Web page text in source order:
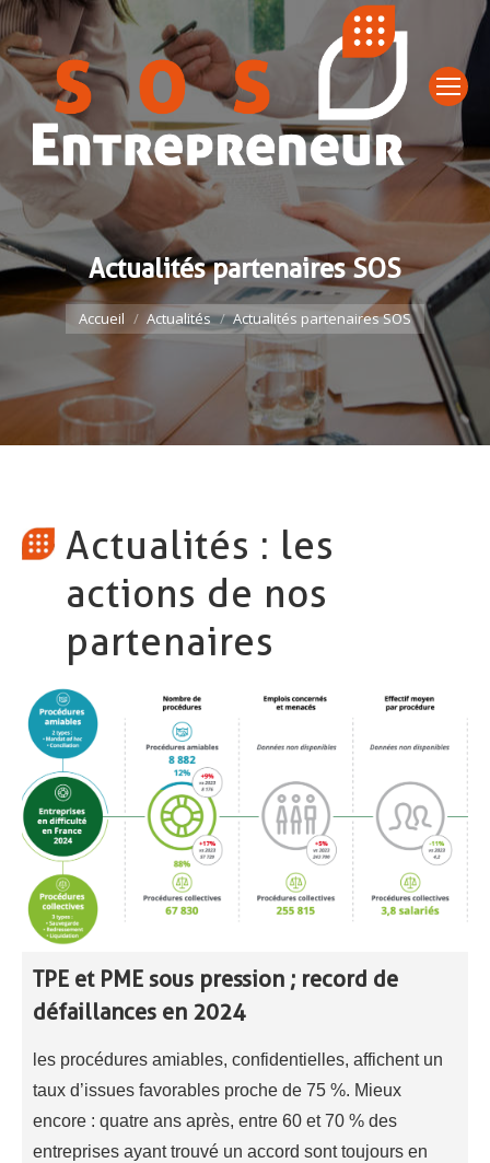
Actualités partenaires SOS
Vous êtes ici :
Accueil Actualités Actualités partenaires SOS
Actualités : les
actions de nos
partenaires
TPE et PME sous pression ; record de
défaillances en 2024
les procédures amiables, confidentielles, affichent un
taux d’issues favorables proche de 75 %. Mieux
encore : quatre ans après, entre 60 et 70 % des
entreprises ayant trouvé un accord sont toujours en